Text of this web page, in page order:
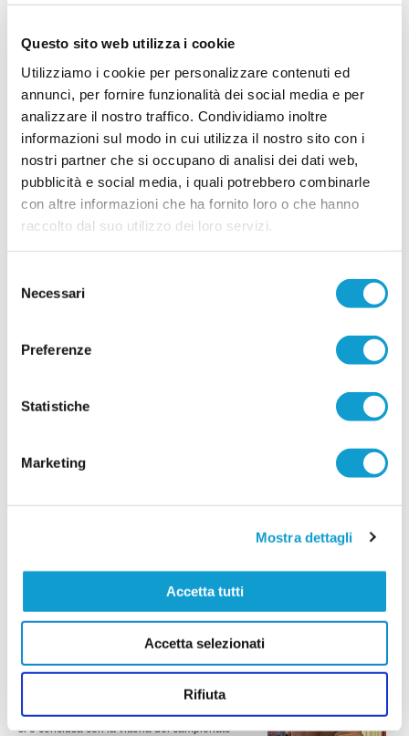
Questo sito web utilizza i cookie
Utilizziamo i cookie per personalizzare contenuti ed
annunci, per fornire funzionalità dei social media e per
analizzare il nostro traffico. Condividiamo inoltre
informazioni sul modo in cui utilizza il nostro sito con i
nostri partner che si occupano di analisi dei dati web,
pubblicità e social media, i quali potrebbero combinarle
con altre informazioni che ha fornito loro o che hanno
raccolto dal suo utilizzo dei loro servizi.
delNecessari
Preferenze
Statistiche
Marketing
Mostra dettagli
Accetta tutti
Accetta selezionati
Rifiuta
Camp 2024. Per sette gi...leggi
Federali per la categoria Esordienti
CUPRA MARITTIMA. Nell’ambito dell'Evolution
Programme, di cui la Cuprense fa parte, si è
svolto oggi venerdi 17 Novembre alle ore 15,00
Marittima, un allenamento della Categoria
Esordienti alla presenza dei Tecnici Federali e di
una Psicologa. Il Programma di Sviluppo Territoriale, coordi
...
17/11/2023
SAMBENEDETTESE. Uno staff di alto livello
La Sambenedettese, oltre alla prima squadra, non ha certo dimenticato il
Settore Giovanile e la Scuola Calcio. Lo ha rimarcato il presidente Vittorio
prima squadra. Io credo molto nei giovani". La dirigenza, forte anche
dell'esperienza e del l
CUPRENSE. L'organigramma ufficiale del
CUPRA MARITTIMA. Redatto l’Organigramma
completo del Settore Giovanile della Cuprense
completo:Responsabile Settore Giovanile:
leggi
CUPRENSE SETT. GIOVANILE. Crosta:
"Pronti a ripartire e a migliorarci"
CUPRA MARITTIMA. Il Settore Giovanile della
Cuprense è pronto a ripartire con delle
stagione agonistica. A breve verranno
ufficializzate le nuove iniziative, dopo che l’annata
si è conclusa con la vittoria del campionato